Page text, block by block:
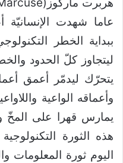
عاما شهدت الإنسانيّة
ببداية الخطر
ليتجاوز كلّ الحدود
يتحرّك ليدمّر أعمق
وأعماقه الواعية
يمارس قهرا على المخّ
هذه الثورة
اليوم ثورة المعلومات